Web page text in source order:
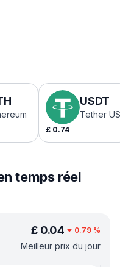
USDT
Tether
£ 0.74
temps réel
£ 0.04 0.79 %
Meilleur prix du jour